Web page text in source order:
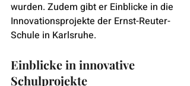
wurden. Zudem gibt er Einblicke in die
Innovationsprojekte der Ernst-Reuter-
Schule in Karlsruhe.
Einblicke in innovative
Schulprojekte